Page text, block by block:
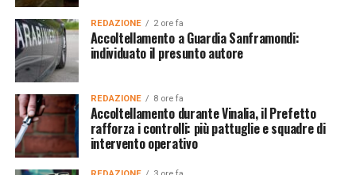
REDAZIONE 2 ore fa
Accoltellamento a Guardia Sanframondi:
individuato il presunto autore
REDAZIONE 8 ore fa
Accoltellamento durante Vinalia, il Prefetto
rafforza i controlli: più pattuglie e squadre di
intervento operativo